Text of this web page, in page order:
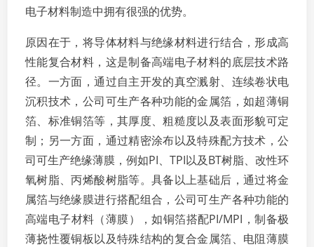
电子材料制造中拥有很强的优势。
原因在于，将导体材料与绝缘材料进行结合，形成高
性能复合材料，这是制备高端电子材料的底层技术路
径。一方面，通过自主开发的真空溅射、连续卷状电
沉积技术，公司可生产各种功能的金属箔，如超薄铜
箔、标准铜箔等，其厚度、粗糙度以及表面形貌可定
制；另一方面，通过精密涂布以及特殊配方技术，公
司可生产绝缘薄膜，例如PI、TPI以及BT树脂、改性环
氧树脂、丙烯酸树脂等。具备以上基础后，通过将金
属箔与绝缘膜进行搭配组合，公司可生产各种功能的
高端电子材料（薄膜），如铜箔搭配PI/MPI，制备极
薄挠性覆铜板以及特殊结构的复合金属箔、电阻薄膜